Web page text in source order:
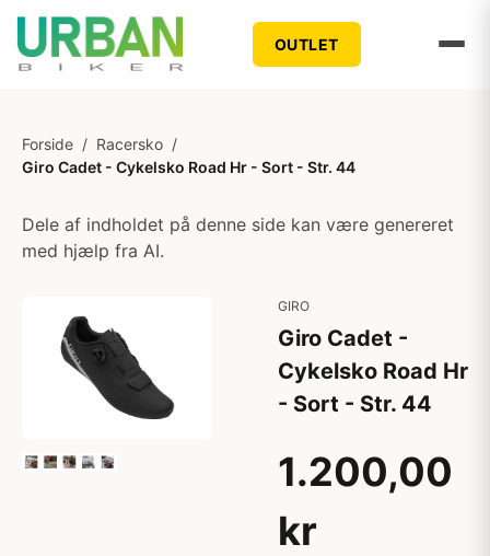
OUTLET
Forside / Racersko /
Giro Cadet - Cykelsko Road Hr - Sort - Str. 44
Dele af indholdet på denne side kan være genereret
med hjælp fra AI.
GIRO
Giro Cadet -
Cykelsko Road Hr
- Sort - Str. 44
1.200,00
kr